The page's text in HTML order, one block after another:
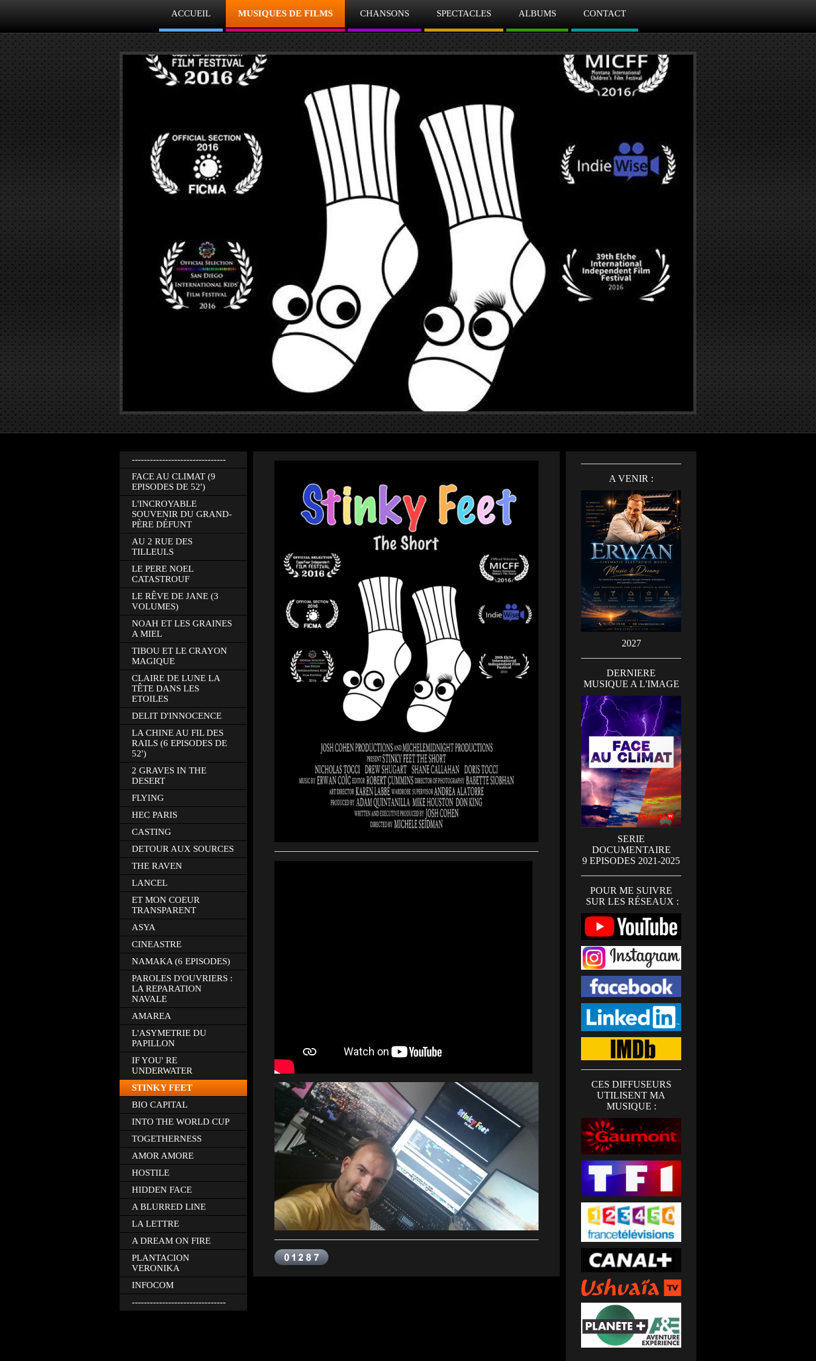
ACCUEIL MUSIQUES DE FILMS CHANSONS SPECTACLES ALBUMS CONTACT
-------------------------------
FACE AU CLIMAT (9
EPISODES DE 52')
L'INCROYABLE
SOUVENIR DU GRAND-
PÈRE DÉFUNT
AU 2 RUE DES
TILLEULS
LE PERE NOEL
CATASTROUF
LE RÊVE DE JANE (3
VOLUMES)
NOAH ET LES GRAINES
A MIEL
TIBOU ET LE CRAYON
MAGIQUE
CLAIRE DE LUNE LA
TÊTE DANS LES
ETOILES
DELIT D'INNOCENCE
LA CHINE AU FIL DES
RAILS (6 EPISODES DE
52')
2 GRAVES IN THE
DESERT
FLYING
HEC PARIS
CASTING
DETOUR AUX SOURCES
THE RAVEN
LANCEL
ET MON COEUR
TRANSPARENT
ASYA
CINEASTRE
NAMAKA (6 EPISODES)
PAROLES D'OUVRIERS :
LA REPARATION
NAVALE
AMAREA
L'ASYMETRIE DU
PAPILLON
IF YOU' RE
UNDERWATER
STINKY FEET
BIO CAPITAL
INTO THE WORLD CUP
TOGETHERNESS
AMOR AMORE
HOSTILE
HIDDEN FACE
A BLURRED LINE
LA LETTRE
A DREAM ON FIRE
PLANTACION
VERONIKA
INFOCOM
-------------------------------
A VENIR :
2027
DERNIERE
MUSIQUE A L'IMAGE
SERIE
DOCUMENTAIRE
9 EPISODES 2021-2025
POUR ME SUIVRE
SUR LES RÉSEAUX :
CES DIFFUSEURS
UTILISENT MA
MUSIQUE :